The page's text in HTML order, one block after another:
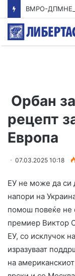
Орбан
рецепт
Европа
07.03.2025 10:18
ЕУ не може да си
напори на
помош повеќе не
премиер Виктор
ЕУ, со исклучок
изразуваат
на